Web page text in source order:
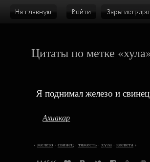
Цитаты по метке
Я поднимал железо и
Ахиакар
‹ железо · свинец· тяжесть· хула· клевета›